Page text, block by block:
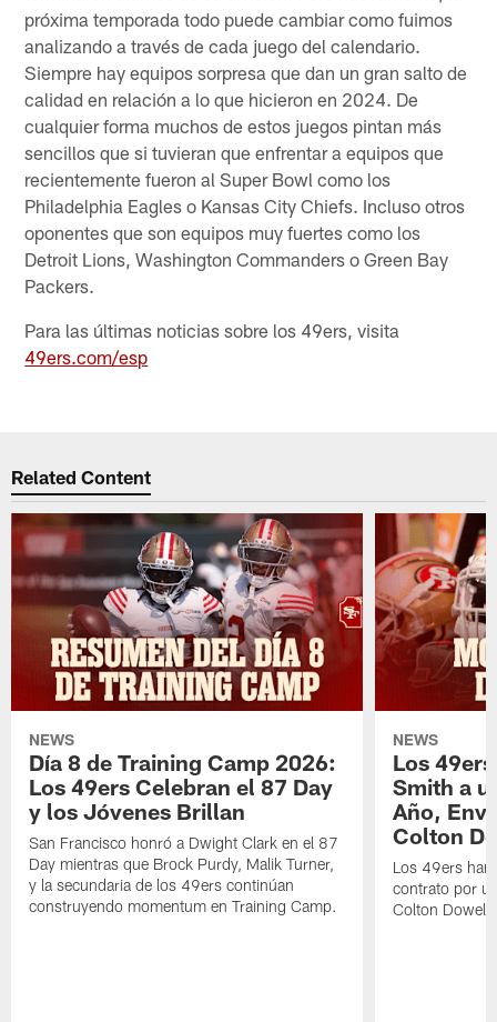
próxima temporada todo puede cambiar como fuimos
analizando a través de cada juego del calendario.
Siempre hay equipos sorpresa que dan un gran salto de
calidad en relación a lo que hicieron en 2024. De
cualquier forma muchos de estos juegos pintan más
sencillos que si tuvieran que enfrentar a equipos que
recientemente fueron al Super Bowl como los
Philadelphia Eagles o Kansas City Chiefs. Incluso otros
oponentes que son equipos muy fuertes como los
Detroit Lions, Washington Commanders o Green Bay
Packers.
Para las últimas noticias sobre los 49ers, visita
49ers.com/esp
Related Content
NEWS
Día 8 de Training Camp 2026:
Los 49ers Celebran el 87 Day
y los Jóvenes Brillan
San Francisco honró a Dwight Clark en el 87
Day mientras que Brock Purdy, Malik Turner,
y la secundaria de los 49ers continúan
construyendo momentum en Training Camp.
NEWS
Los
Smith a
Año,
Colton
Los 49ers
contrato por
Colton Dowell.